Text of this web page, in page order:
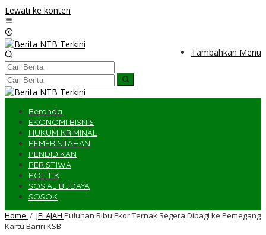
Lewati ke konten
Tambahkan Menu
Beranda
EKONOMI BISNIS
HUKUM KRIMINAL
PEMERINTAHAN
PENDIDIKAN
PERISTIWA
POLITIK
SOSIAL BUDAYA
SOSOK
Home / JELAJAH Puluhan Ribu Ekor Ternak Segera Dibagi ke Pemegang
Kartu Bariri KSB